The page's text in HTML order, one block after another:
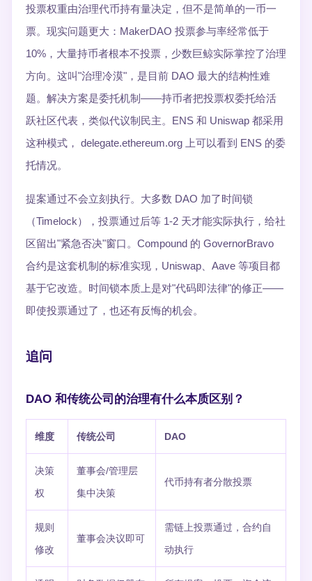
投票权重由治理代币持有量决定，但不是简单的一币一
票。现实问题更大：MakerDAO 投票参与率经常低于
10%，大量持币者根本不投票，少数巨鲸实际掌控了治理
方向。这叫"治理冷漠"，是目前 DAO 最大的结构性难
题。解决方案是委托机制——持币者把投票权委托给活
跃社区代表，类似代议制民主。ENS 和 Uniswap 都采用
这种模式， delegate.ethereum.org 上可以看到 ENS 的委
托情况。
提案通过不会立刻执行。大多数 DAO 加了时间锁
（Timelock），投票通过后等 1-2 天才能实际执行，给社
区留出"紧急否决"窗口。Compound 的 GovernorBravo
合约是这套机制的标准实现，Uniswap、Aave 等项目都
基于它改造。时间锁本质上是对"代码即法律"的修正——
即使投票通过了，也还有反悔的机会。
追问
DAO 和传统公司的治理有什么本质区别？
维度 传统公司 DAO
决策
权
董事会/管理层
集中决策
代币持有者分散投票
规则
修改
董事会决议即可
需链上投票通过，合约自
动执行